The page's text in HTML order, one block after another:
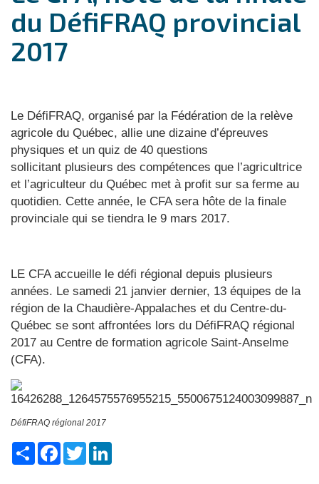
du DéfiFRAQ provincial
2017
Le DéfiFRAQ, organisé par la Fédération de la relève
agricole du Québec, allie une dizaine d’épreuves
physiques et un quiz de 40 questions
sollicitant plusieurs des compétences que l’agricultrice
et l’agriculteur du Québec met à profit sur sa ferme au
quotidien. Cette année, le CFA sera hôte de la finale
provinciale qui se tiendra le 9 mars 2017.
LE CFA accueille le défi régional depuis plusieurs
années. Le samedi 21 janvier dernier, 13 équipes de la
région de la Chaudière-Appalaches et du Centre-du-
Québec se sont affrontées lors du DéfiFRAQ régional
2017 au Centre de formation agricole Saint-Anselme
(CFA).
DéfiFRAQ régional 2017
ShareFacebook
Twitter